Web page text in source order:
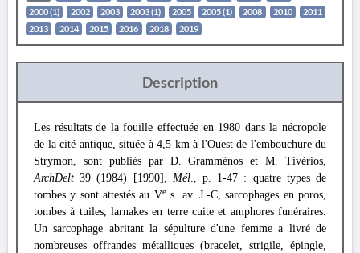
2000 (1)
2002 2003 2003 (1) 2005 2005 (1) 2008 2010
2011
2013
2014 2015 2016 2018 2019
Description
Les résultats de la fouille effectuée en 1980 dans la nécropole
de la cité antique, située à 4,5 km à l'Ouest de l'embouchure du
Strymon, sont publiés par D. Gramménos et M. Tivérios,
ArchDelt 39 (1984) [1990], Mél., p. 1-47 : quatre types de
tombes y sont attestés au Ves. av. J.-C, sarcophages en poros,
tombes à tuiles, larnakes en terre cuite et amphores funéraires.
Un sarcophage abritant la sépulture d'une femme a livré de
nombreuses offrandes métalliques (bracelet, strigile, épingle,